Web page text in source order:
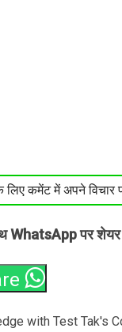
कमेंट में अपने विचार
WhatsApp पर
with Test Tak's